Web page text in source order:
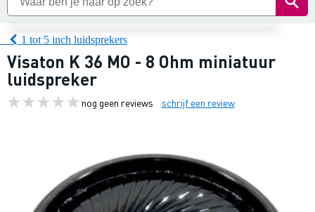
1 tot 5 inch luidsprekers
Visaton K 36 MO - 8 Ohm miniatuur
luidspreker
nog geen reviews schrijf een review